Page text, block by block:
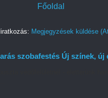
Főoldal
Megjegyzések küldése
szobafestés Új színek, új